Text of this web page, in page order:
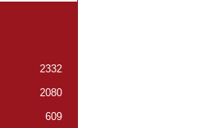
2332
2080
609